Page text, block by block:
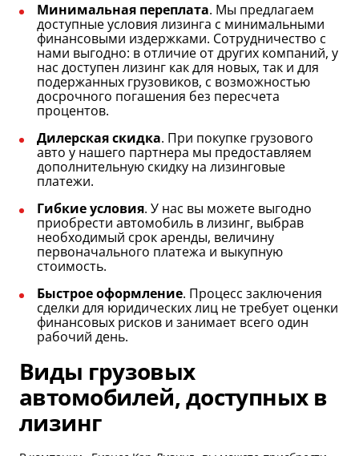
Минимальная переплата. Мы предлагаем
доступные условия лизинга с минимальными
финансовыми издержками. Сотрудничество с
нами выгодно: в отличие от других компаний, у
нас доступен лизинг как для новых, так и для
подержанных грузовиков, с возможностью
досрочного погашения без пересчета
процентов.
Дилерская скидка. При покупке грузового
авто у нашего партнера мы предоставляем
дополнительную скидку на лизинговые
платежи.
Гибкие условия. У нас вы можете выгодно
приобрести автомобиль в лизинг, выбрав
необходимый срок аренды, величину
первоначального платежа и выкупную
стоимость.
Быстрое оформление. Процесс заключения
сделки для юридических лиц не требует оценки
финансовых рисков и занимает всего один
рабочий день.
Виды грузовых
автомобилей, доступных в
лизинг